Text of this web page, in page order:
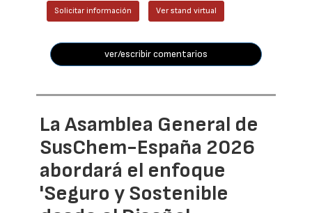
Solicitar información Ver stand virtual
ver/escribir comentarios
La Asamblea General de
SusChem-España 2026
abordará el enfoque
'Seguro y Sostenible